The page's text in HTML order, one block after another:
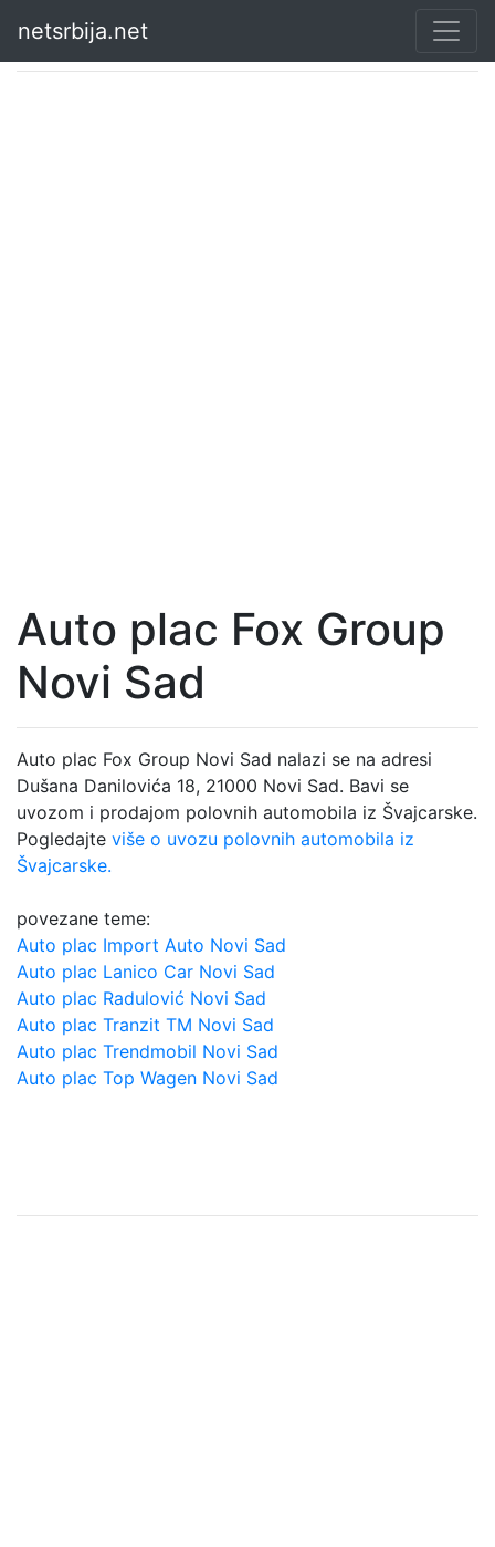
netsrbija.net
Auto plac Fox Group
Novi Sad
Auto plac Fox Group Novi Sad nalazi se na adresi
Dušana Danilovića 18, 21000 Novi Sad. Bavi se
uvozom i prodajom polovnih automobila iz Švajcarske.
Pogledajte više o uvozu polovnih automobila iz
Švajcarske.
povezane teme:
Auto plac Import Auto Novi Sad
Auto plac Lanico Car Novi Sad
Auto plac Radulović Novi Sad
Auto plac Tranzit TM Novi Sad
Auto plac Trendmobil Novi Sad
Auto plac Top Wagen Novi Sad